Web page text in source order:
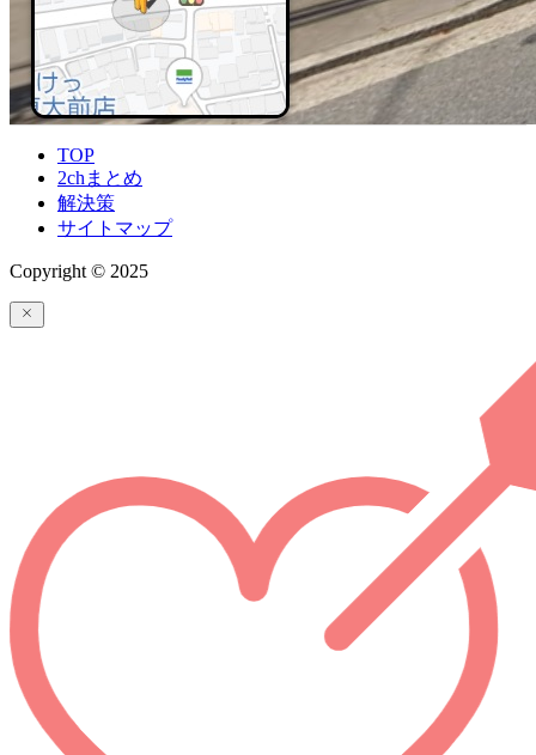
TOP
2chまとめ
解決策
サイトマップ
Copyright © 2025